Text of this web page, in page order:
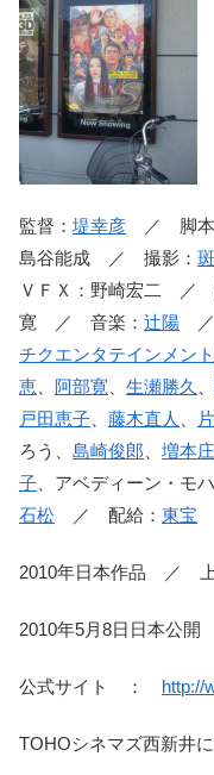
監督： 堤幸彦 ／ 脚本
島谷能成 ／ 撮影：
ＶＦＸ：野崎宏二 ／
寛 ／ 音楽： 辻陽 ／
チクエンタテインメント
恵
阿部寛 生瀬勝久
戸田恵子
藤木直人
ろう、 島崎俊郎 増本
子 、アベディーン・モ
石松 ／ 配給： 東宝
2010年日本作品 ／ 上
2010年5月8日日本公開
公式サイト ： http://
TOHOシネマズ西新井